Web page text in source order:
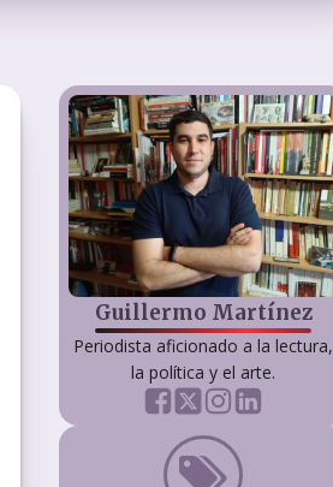
Guillermo Martínez
Periodista aficionado a la lectura,
la política y el arte.